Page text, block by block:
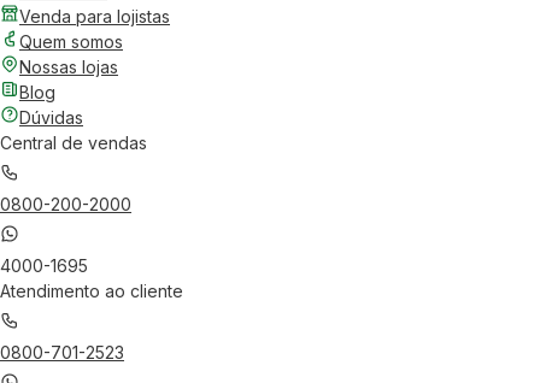
Venda para lojistas
Quem somos
Nossas lojas
Blog
Dúvidas
Central de vendas
0800-200-2000
4000-1695
Atendimento ao cliente
0800-701-2523